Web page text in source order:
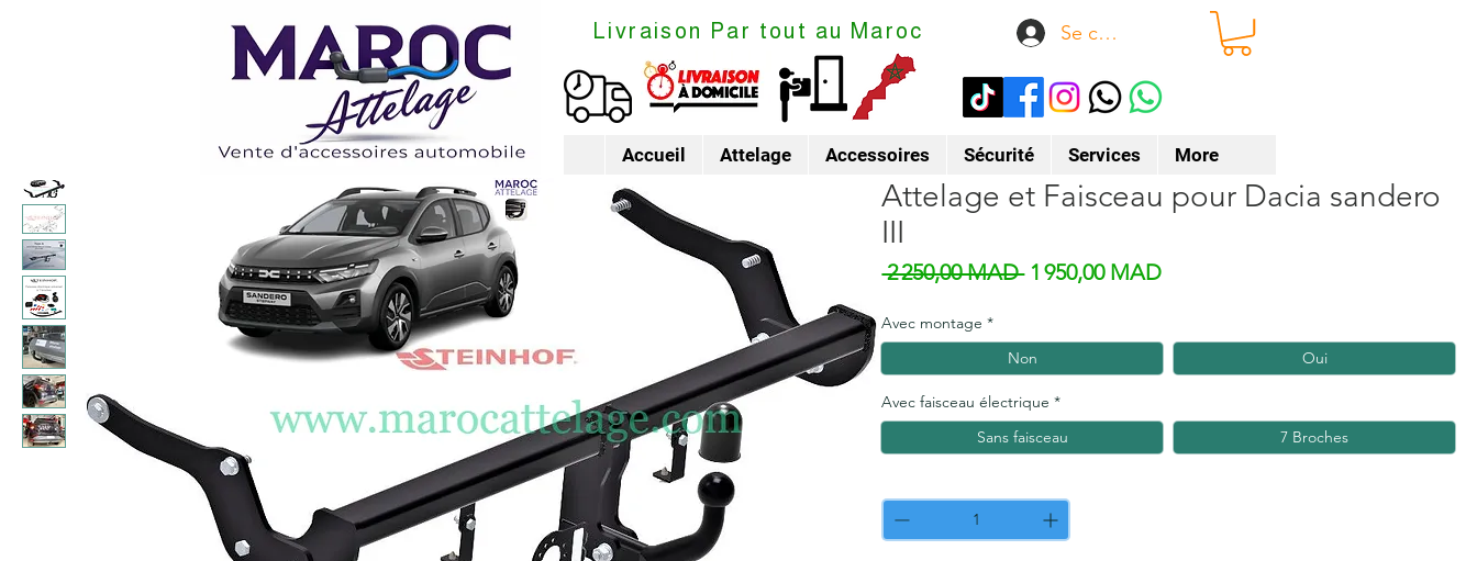
Livraison Par tout au Maroc Se connecter
Accueil Attelage Accessoires Sécurité Services More
Attelage et Faisceau pour Dacia sandero
III
2 250,00 MAD Prix original
1 950,00 MADPrix promotionnel
Avec montage *
Non
Oui
Avec faisceau électrique *
Sans faisceau
7 Broches